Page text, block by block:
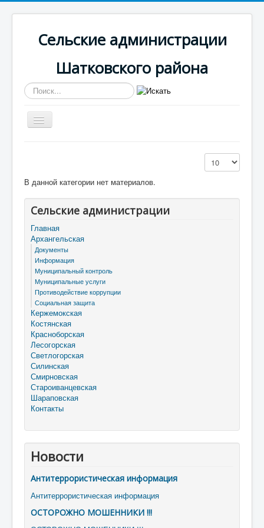
Сельские администрации
Шатковского района
Искать...
Включить/
выключить
Кол-во строк:
В данной категории нет материалов.
Сельские администрации
Главная
Архангельская
Документы
Информация
Муниципальный контроль
Муниципальные услуги
Противодействие коррупции
Социальная защита
Кержемокская
Костянская
Красноборская
Лесогорская
Светлогорская
Силинская
Смирновская
Староиванцевская
Шараповская
Контакты
Новости
Антитеррористическая информация
Антитеррористическая информация
ОСТОРОЖНО МОШЕННИКИ !!!